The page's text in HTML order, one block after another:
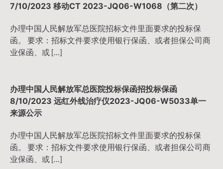
7/10/2023 移动CT 2023-JQ06-W1068（第二次）
办理中国人民解放军总医院招标文件里面要求的投标保
函。 要求：招标文件要求使用银行保函、或者担保公司商
业保函、或 […]
办理中国人民解放军总医院投标保函招投标保函
8/10/2023 远红外线治疗仪2023-JQ06-W5033单一
来源公示
办理中国人民解放军总医院招标文件里面要求的投标保
函。 要求：招标文件要求使用银行保函、或者担保公司商
业保函、或 […]